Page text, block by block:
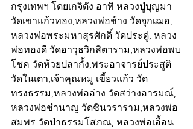
กรุงเทพฯ โดยเกจิดัง อาทิ หลวงปู่บุญมา
วัดเขาแก้วทอง,หลวงพ่อช้าง วัดจุกเฌอ,
หลวงพ่อพระมหาสุรศักดิ์ วัดประดู่, หลวง
พ่อทองดี วัดอาวุธวิกสิตาราม,หลวงพ่อพบ
โชค วัดห้วยปลากั้ง,พระอาจารย์ประสูติ
วัดในเตา,เจ้าคุณหมู เขี้ยวแก้ว วัด
ทรงธรรม,หลวงพ่ออ่าง วัดสว่างอารมณ์,
หลวงพ่อชำนาญ วัดชินวราราม,หลวงพ่อ
สมพร วัดป่าธรรมโสภณ, หลวงพ่อเอื้อน